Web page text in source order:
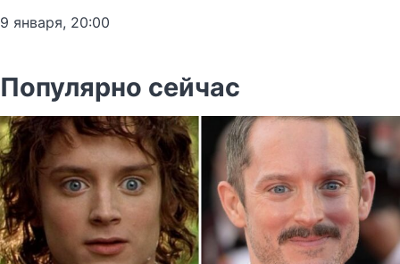
9 января, 20:00
Популярно сейчас